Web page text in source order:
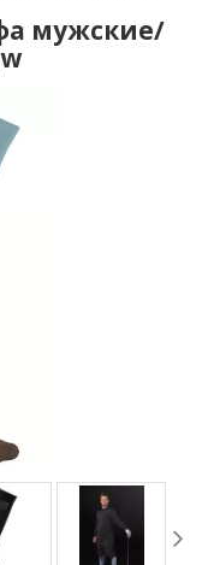
мужские/